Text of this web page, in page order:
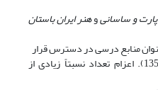
و ساسانیوهنر ایران باستان
منابع درسی در دسترس قرار
گرفتند (گیرشمن،1350 و پرادا، 1357). اعزام تعداد نسبتاً زیادی از